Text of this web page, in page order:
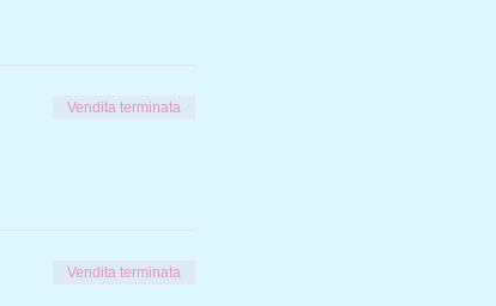
Vendita terminata
Vendita terminata